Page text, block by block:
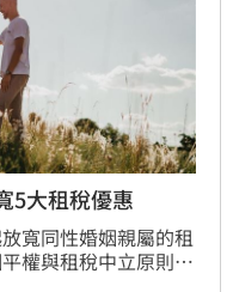
5大租稅優惠
寬同性婚姻親屬的租
權與租稅中立原則。